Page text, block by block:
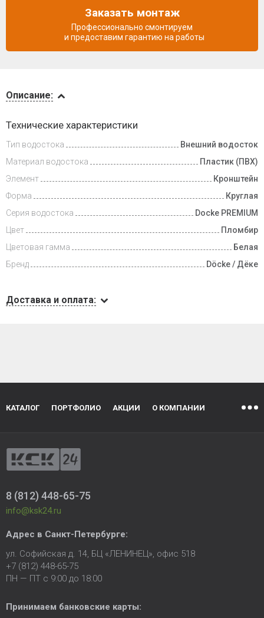
и оплата
Описание:
Технические характеристики
Тип водостока
Внешний водосток
Материал водостока
Пластик (ПВХ)
Элемент
Кронштейн
Форма
Круглая
Серия водостока
Docke PREMIUM
Цвет
Пломбир
Цветовая гамма
Белая
Бренд
Döcke / Дёке
Доставка и оплата:
Заказать монтаж
Профессионально смонтируем
и предоставим гарантию на работы
КАТАЛОГ ПОРТФОЛИО АКЦИИ О КОМПАНИИ
8 (812) 448-65-75
info@ksk24.ru
Адрес в Санкт-Петербурге:
ул. Софийская д. 14, БЦ «ЛЕНИНЕЦ», офис 518
+7 (812) 448-65-75
ПН — ПТ с 9:00 до 18:00
Принимаем банковские карты: